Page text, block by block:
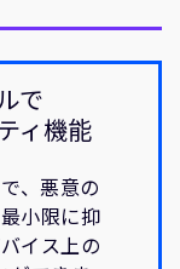
で
ィ機能
、悪意の
小限に抑
イス上の